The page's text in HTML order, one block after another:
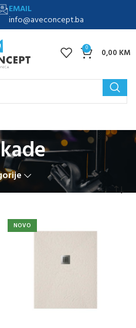
EMAIL
info@aveconcept.ba
0 0,00 KM
NOVO